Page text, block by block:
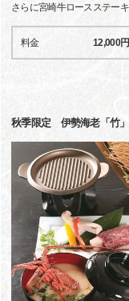
さらに宮崎牛ロースステー
料金 12,000
秋季限定 伊勢海老「竹